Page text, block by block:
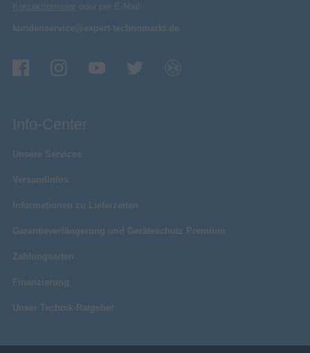
Kontaktformular oder per E-Mail:
kundenservice@expert-technomarkt.de
Info-Center
Unsere Services
Versandinfos
Informationen zu Lieferzeiten
Garantieverlängerung und Geräteschutz Premium
Zahlungsarten
Finanzierung
Unser Technik-Ratgeber